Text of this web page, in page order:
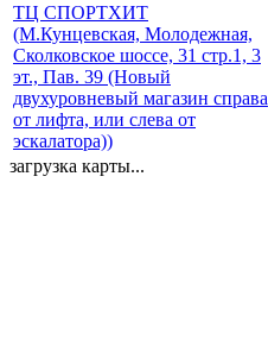
ТЦ СПОРТХИТ
(М.Кунцевская, Молодежная,
Сколковское шоссе, 31 стр.1, 3
эт., Пав. 39 (Новый
двухуровневый магазин справа
от лифта, или слева от
эскалатора))
загрузка карты...